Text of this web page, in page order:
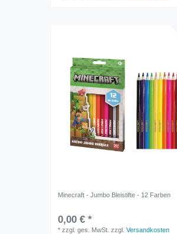
Minecraft - Jumbo Bleistifte - 12 Farben
0,00 € *
*zzgl. ges. MwSt. zzgl.Versandkosten